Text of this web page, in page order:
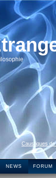
Caustiques
NEWS FORUM